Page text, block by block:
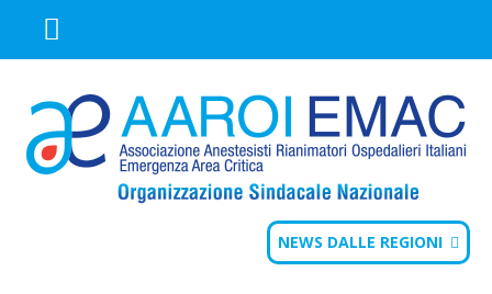
NEWS DALLE REGIONI